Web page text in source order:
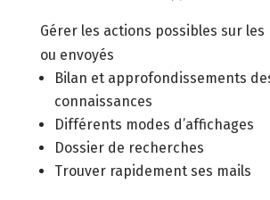
Gérer les actions possibles sur les
ou envoyés
Bilan et approfondissements
connaissances
Différents modes d’affichages
Dossier de recherches
Trouver rapidement ses mails